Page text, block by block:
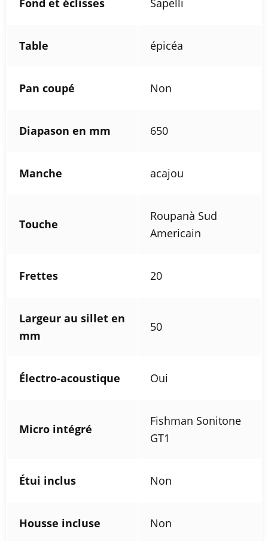
Table épicéa
Pan coupé Non
Diapason en mm 650
Manche acajou
Touche
Roupanà Sud
Americain
Frettes 20
Largeur au sillet en
mm
50
Électro-acoustique Oui
Micro intégré
Fishman Sonitone
GT1
Étui inclus Non
Housse incluse Non